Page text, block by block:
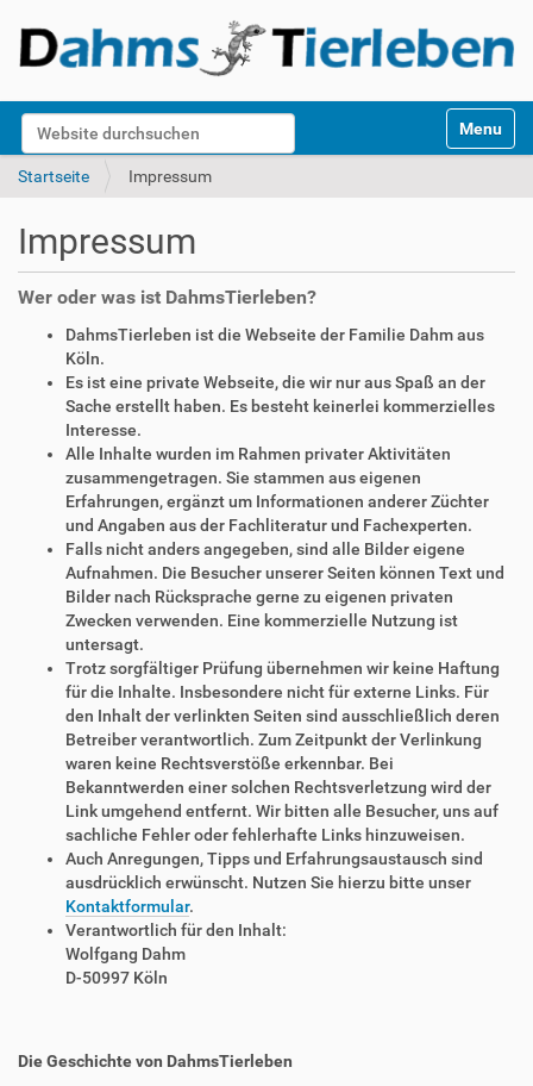
Website durchsuchen
k
Toggle
Startseite Impressum
Impressum
Wer oder was ist DahmsTierleben?
DahmsTierleben ist die Webseite der Familie Dahm aus
Köln.
Es ist eine private Webseite, die wir nur aus Spaß an der
Sache erstellt haben. Es besteht keinerlei kommerzielles
Interesse.
Alle Inhalte wurden im Rahmen privater Aktivitäten
zusammengetragen. Sie stammen aus eigenen
Erfahrungen, ergänzt um Informationen anderer Züchter
und Angaben aus der Fachliteratur und Fachexperten.
Falls nicht anders angegeben, sind alle Bilder eigene
Aufnahmen. Die Besucher unserer Seiten können Text und
Bilder nach Rücksprache gerne zu eigenen privaten
Zwecken verwenden. Eine kommerzielle Nutzung ist
untersagt.
Trotz sorgfältiger Prüfung übernehmen wir keine Haftung
für die Inhalte. Insbesondere nicht für externe Links. Für
den Inhalt der verlinkten Seiten sind ausschließlich deren
Betreiber verantwortlich. Zum Zeitpunkt der Verlinkung
waren keine Rechtsverstöße erkennbar. Bei
Bekanntwerden einer solchen Rechtsverletzung wird der
Link umgehend entfernt. Wir bitten alle Besucher, uns auf
sachliche Fehler oder fehlerhafte Links hinzuweisen.
Auch Anregungen, Tipps und Erfahrungsaustausch sind
ausdrücklich erwünscht. Nutzen Sie hierzu bitte unser
Kontaktformular.
Verantwortlich für den Inhalt:
Wolfgang Dahm
D-50997 Köln
Die Geschichte von DahmsTierleben